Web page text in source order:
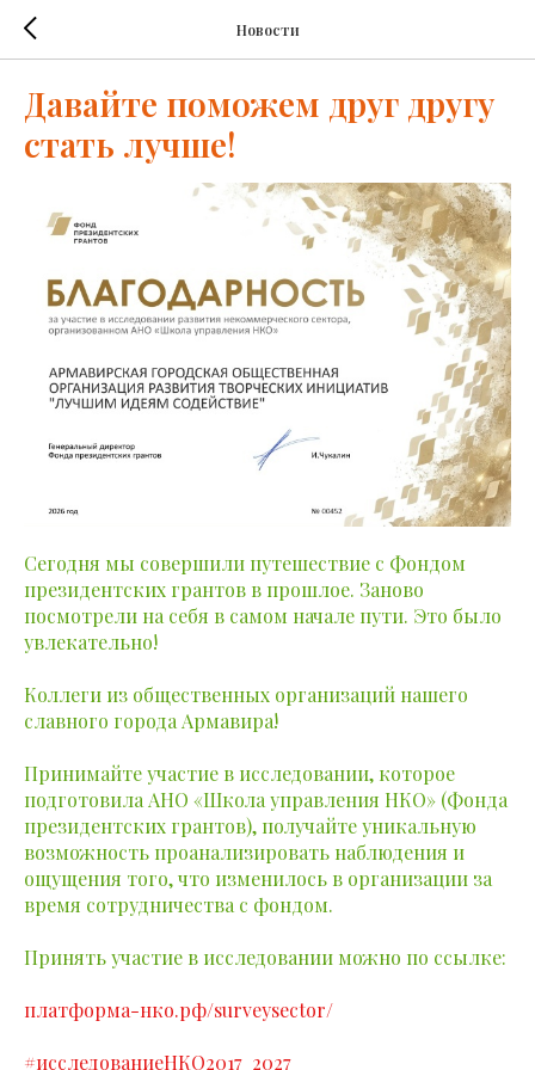
Новости
Давайте поможем друг другу
стать лучше!
Сегодня мы совершили путешествие с Фондом
президентских грантов в прошлое. Заново
посмотрели на себя в самом начале пути. Это было
увлекательно!
Коллеги из общественных организаций нашего
славного города Армавира!
Принимайте участие в исследовании, которое
подготовила АНО «Школа управления НКО» (Фонда
президентских грантов), получайте уникальную
возможность проанализировать наблюдения и
ощущения того, что изменилось в организации за
время сотрудничества с фондом.
Принять участие в исследовании можно по ссылке:
платформа-нко.рф/surveysector/
#исследованиеНКО2017_2027